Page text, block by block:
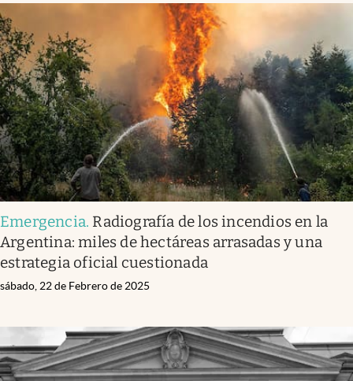
Emergencia. Radiografía de los incendios en la
Argentina: miles de hectáreas arrasadas y una
estrategia oficial cuestionada
sábado, 22 de Febrero de 2025